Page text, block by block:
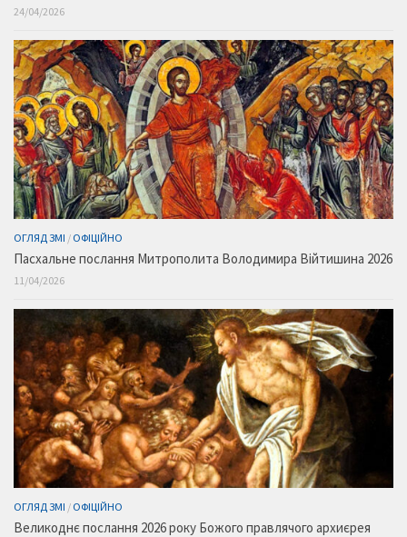
24/04/2026
ОГЛЯД ЗМІ / ОФІЦІЙНО
Пасхальне послання Митрополита Володимира Війтишина 2026
11/04/2026
ОГЛЯД ЗМІ / ОФІЦІЙНО
Великоднє послання 2026 року Божого правлячого архиєрея